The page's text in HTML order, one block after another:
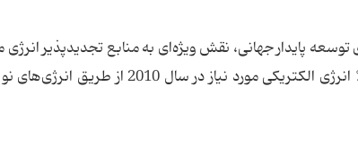
توسعه پایدار جهانی، نقش ویژه‌ای به منابع تجدیدپذیر
به گونه‌ای که به طور مثال اتحادیه اروپا تولید 12% انرژی الکتریکی